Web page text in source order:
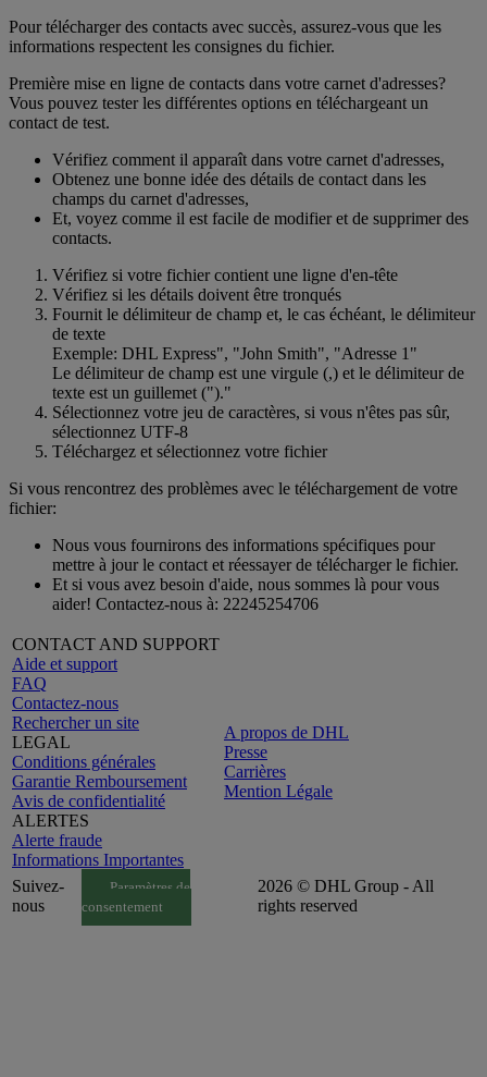
Pour télécharger des contacts avec succès, assurez-vous que les
informations respectent les consignes du fichier.
Première mise en ligne de contacts dans votre carnet d'adresses?
Vous pouvez tester les différentes options en téléchargeant un
contact de test.
Vérifiez comment il apparaît dans votre carnet d'adresses,
Obtenez une bonne idée des détails de contact dans les
champs du carnet d'adresses,
Et, voyez comme il est facile de modifier et de supprimer des
contacts.
Vérifiez si votre fichier contient une ligne d'en-tête
Vérifiez si les détails doivent être tronqués
Fournit le délimiteur de champ et, le cas échéant, le délimiteur
de texte
Exemple: DHL Express", "John Smith", "Adresse 1"
Le délimiteur de champ est une virgule (,) et le délimiteur de
texte est un guillemet (")."
Sélectionnez votre jeu de caractères, si vous n'êtes pas sûr,
sélectionnez UTF-8
Téléchargez et sélectionnez votre fichier
Si vous rencontrez des problèmes avec le téléchargement de votre
fichier:
Nous vous fournirons des informations spécifiques pour
mettre à jour le contact et réessayer de télécharger le fichier.
Et si vous avez besoin d'aide, nous sommes là pour vous
aider! Contactez-nous à: 22245254706
CONTACT AND SUPPORT
Aide et support
FAQ
Contactez-nous
Rechercher un site
LEGAL
Conditions générales
Garantie Remboursement
Avis de confidentialité
ALERTES
Alerte fraude
Informations Importantes
A propos de DHL
Presse
Carrières
Mention Légale
Suivez-
nous
Paramètres de
consentement
2026 © DHL Group - All
rights reserved